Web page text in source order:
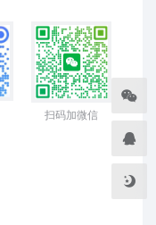
扫码加微信